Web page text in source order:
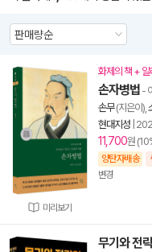
미리보기
화제의 책 + 알
손자병법 -
손무(지은이),
현대지성
11,700원
양탄자배송
변경
무기와 전